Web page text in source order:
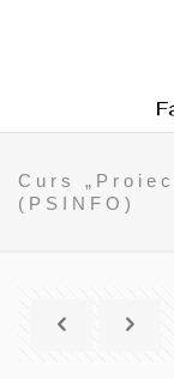
Curs
(PSINFO)